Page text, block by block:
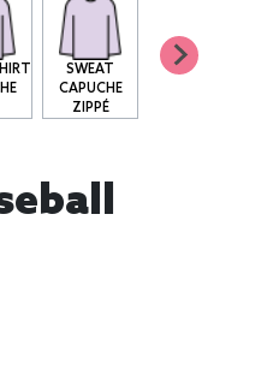
SWEAT
CAPUCHE
ZIPPÉ